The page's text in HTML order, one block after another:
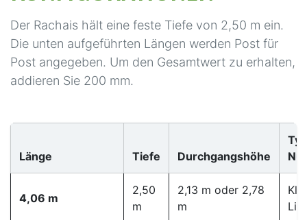
Der Rachais hält eine feste Tiefe von 2,50 m ein.
Die unten aufgeführten Längen werden Post für
Post angegeben. Um den Gesamtwert zu erhalten,
addieren Sie 200 mm.
Länge Tiefe Durchgangshöhe
4,06 m
2,50
m
2,13 m oder 2,78
m